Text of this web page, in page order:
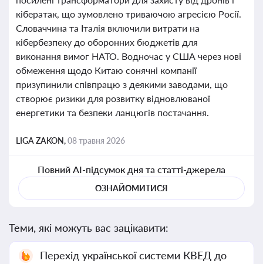
кібератак, що зумовлено триваючою агресією Росії.
Словаччина та Італія включили витрати на
кібербезпеку до оборонних бюджетів для
виконання вимог НАТО. Водночас у США через нові
обмеження щодо Китаю сонячні компанії
призупинили співпрацю з деякими заводами, що
створює ризики для розвитку відновлюваної
енергетики та безпеки ланцюгів постачання.
LIGA ZAKON,08 травня 2026
Повний AI-підсумок дня та статті-джерела
ОЗНАЙОМИТИСЯ
Теми, які можуть вас зацікавити:
Перехід української системи КВЕД до